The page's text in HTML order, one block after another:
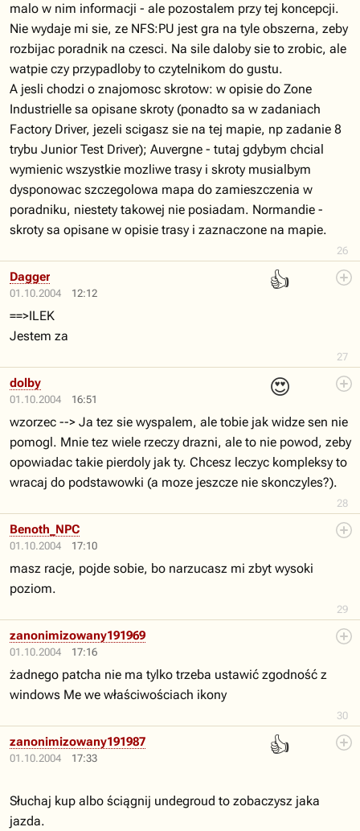
26
malo w nim informacji - ale pozostalem przy tej koncepcji.
Nie wydaje mi sie, ze NFS:PU jest gra na tyle obszerna, zeby
rozbijac poradnik na czesci. Na sile daloby sie to zrobic, ale
watpie czy przypadloby to czytelnikom do gustu.
A jesli chodzi o znajomosc skrotow: w opisie do Zone
Industrielle sa opisane skroty (ponadto sa w zadaniach
Factory Driver, jezeli scigasz sie na tej mapie, np zadanie 8
trybu Junior Test Driver); Auvergne - tutaj gdybym chcial
wymienic wszystkie mozliwe trasy i skroty musialbym
dysponowac szczegolowa mapa do zamieszczenia w
poradniku, niestety takowej nie posiadam. Normandie -
skroty sa opisane w opisie trasy i zaznaczone na mapie.
01.10.2004 12:12
👍
27
Dagger
==>ILEK
Jestem za
01.10.2004 16:51
😍
28
dolby
wzorzec --> Ja tez sie wyspalem, ale tobie jak widze sen nie
pomogl. Mnie tez wiele rzeczy drazni, ale to nie powod, zeby
opowiadac takie pierdoly jak ty. Chcesz leczyc kompleksy to
wracaj do podstawowki (a moze jeszcze nie skonczyles?).
01.10.2004 17:10
29
Benoth_NPC
masz racje, pojde sobie, bo narzucasz mi zbyt wysoki
poziom.
01.10.2004 17:16
30
zanonimizowany191969
żadnego patcha nie ma tylko trzeba ustawić zgodność z
windows Me we właściwościach ikony
01.10.2004 17:33
👍
zanonimizowany191987
Słuchaj kup albo ściągnij undegroud to zobaczysz jaka
jazda.